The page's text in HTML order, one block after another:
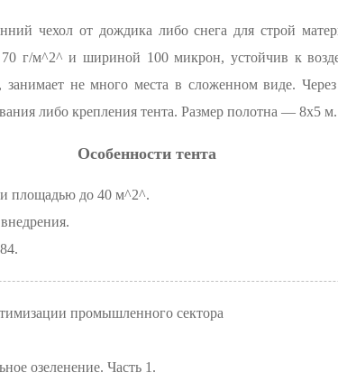
чехол от дождика либо снега для строй
г/м^2^ и шириной 100 микрон, устойчив к
занимает не много места в сложенном виде.
либо крепления тента. Размер полотна — 8х5 м.
Особенности тента
площадью до 40 м^2^.
промышленного сектора
озеленение. Часть 1.